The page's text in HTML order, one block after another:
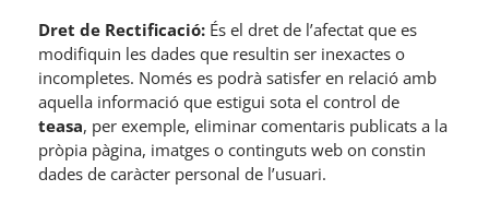
Dret de Rectificació: És el dret de l’afectat que es
modifiquin les dades que resultin ser inexactes o
incompletes. Només es podrà satisfer en relació amb
aquella informació que estigui sota el control de
teasa, per exemple, eliminar comentaris publicats a la
pròpia pàgina, imatges o continguts web on constin
dades de caràcter personal de l’usuari.